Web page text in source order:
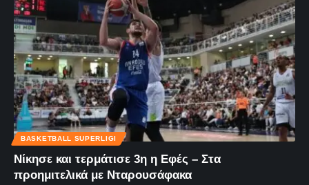
BASKETBALL SUPERLIGI
Νίκησε και τερμάτισε 3η η Εφές – Στα
προημιτελικά με Νταρουσάφακα